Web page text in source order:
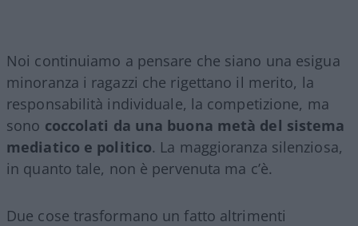
Noi continuiamo a pensare che siano una esigua
minoranza i ragazzi che rigettano il merito, la
responsabilità individuale, la competizione, ma
sono coccolati da una buona metà del sistema
mediatico e politico. La maggioranza silenziosa,
in quanto tale, non è pervenuta ma c’è.
Due cose trasformano un fatto altrimenti